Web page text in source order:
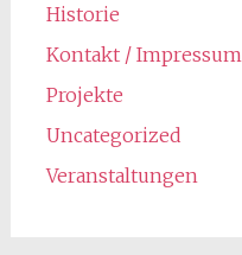
Historie
Kontakt / Impressum
Projekte
Uncategorized
Veranstaltungen